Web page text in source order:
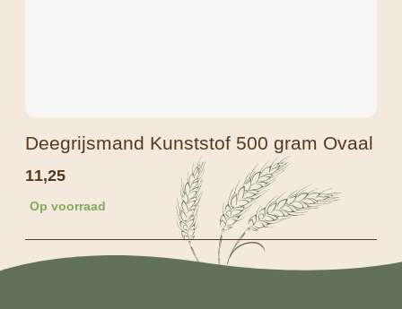
Deegrijsmand Kunststof 500 gram Ovaal
11,25
Op voorraad